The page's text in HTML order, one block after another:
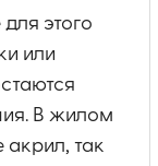
этого
или
В жилом
акрил, так